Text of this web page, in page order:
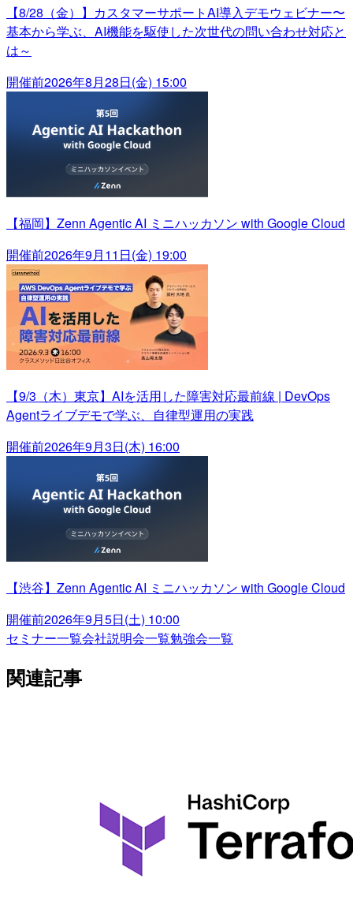
【8/28（金）】カスタマーサポートAI導入デモウェビナー〜
基本から学ぶ、AI機能を駆使した次世代の問い合わせ対応と
は～
開催前2026年8月28日(金) 15:00
【福岡】Zenn Agentic AI ミニハッカソン with Google Cloud
開催前2026年9月11日(金) 19:00
【9/3（木）東京】AIを活用した障害対応最前線 | DevOps
Agentライブデモで学ぶ、自律型運用の実践
開催前2026年9月3日(木) 16:00
【渋谷】Zenn Agentic AI ミニハッカソン with Google Cloud
開催前2026年9月5日(土) 10:00
セミナー一覧会社説明会一覧勉強会一覧
関連記事